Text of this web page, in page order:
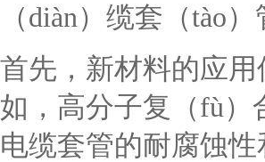
（diàn）缆套（tào
首先，新材料的应
如，高分子复（fù）
电缆套管的耐腐蚀